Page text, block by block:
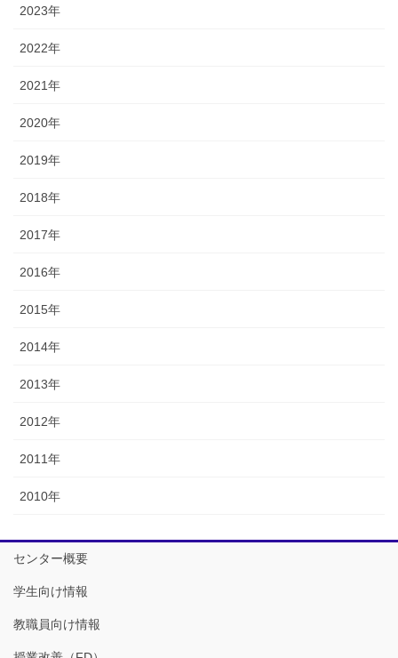
2023年
2022年
2021年
2020年
2019年
2018年
2017年
2016年
2015年
2014年
2013年
2012年
2011年
2010年
センター概要
学生向け情報
教職員向け情報